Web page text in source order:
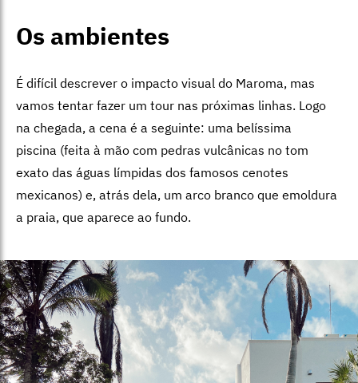
Os ambientes
É difícil descrever o impacto visual do Maroma, mas
vamos tentar fazer um tour nas próximas linhas. Logo
na chegada, a cena é a seguinte: uma belíssima
piscina (feita à mão com pedras vulcânicas no tom
exato das águas límpidas dos famosos cenotes
mexicanos) e, atrás dela, um arco branco que emoldura
a praia, que aparece ao fundo.